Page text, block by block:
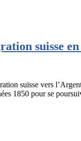
suisse
suisse vers
1850 pour se